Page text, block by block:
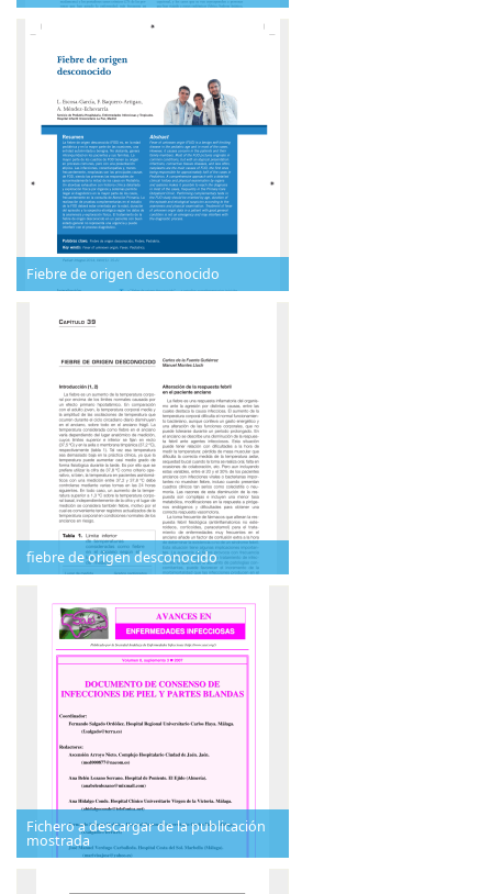
Fiebre de origen desconocido
fiebre de origen desconocido
Fichero a descargar de la publicación
mostrada